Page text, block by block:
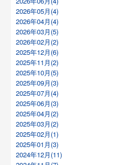
2026年05月(4)
2026年04月(4)
2026年03月(5)
2026年02月(2)
2025年12月(6)
2025年11月(2)
2025年10月(5)
2025年09月(3)
2025年07月(4)
2025年06月(3)
2025年04月(2)
2025年03月(2)
2025年02月(1)
2025年01月(3)
2024年12月(11)